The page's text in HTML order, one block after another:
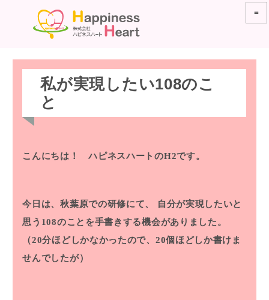
≡
私が実現したい108のこ
と
こんにちは！ ハピネスハートのH2です。
今日は、秋葉原での研修にて、
自分が実現したいと
思う108のことを手書きする機会がありました。
（20分ほどしかなかったので、20個ほどしか書けま
せんでしたが）